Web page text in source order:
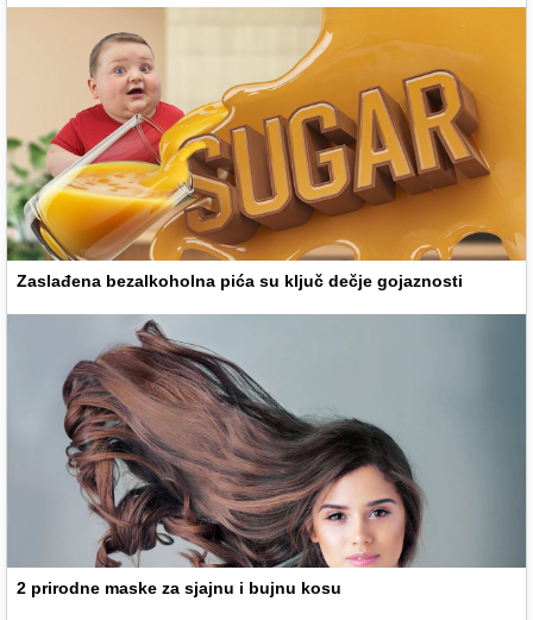
Zaslađena bezalkoholna pića su ključ dečje gojaznosti
2 prirodne maske za sjajnu i bujnu kosu